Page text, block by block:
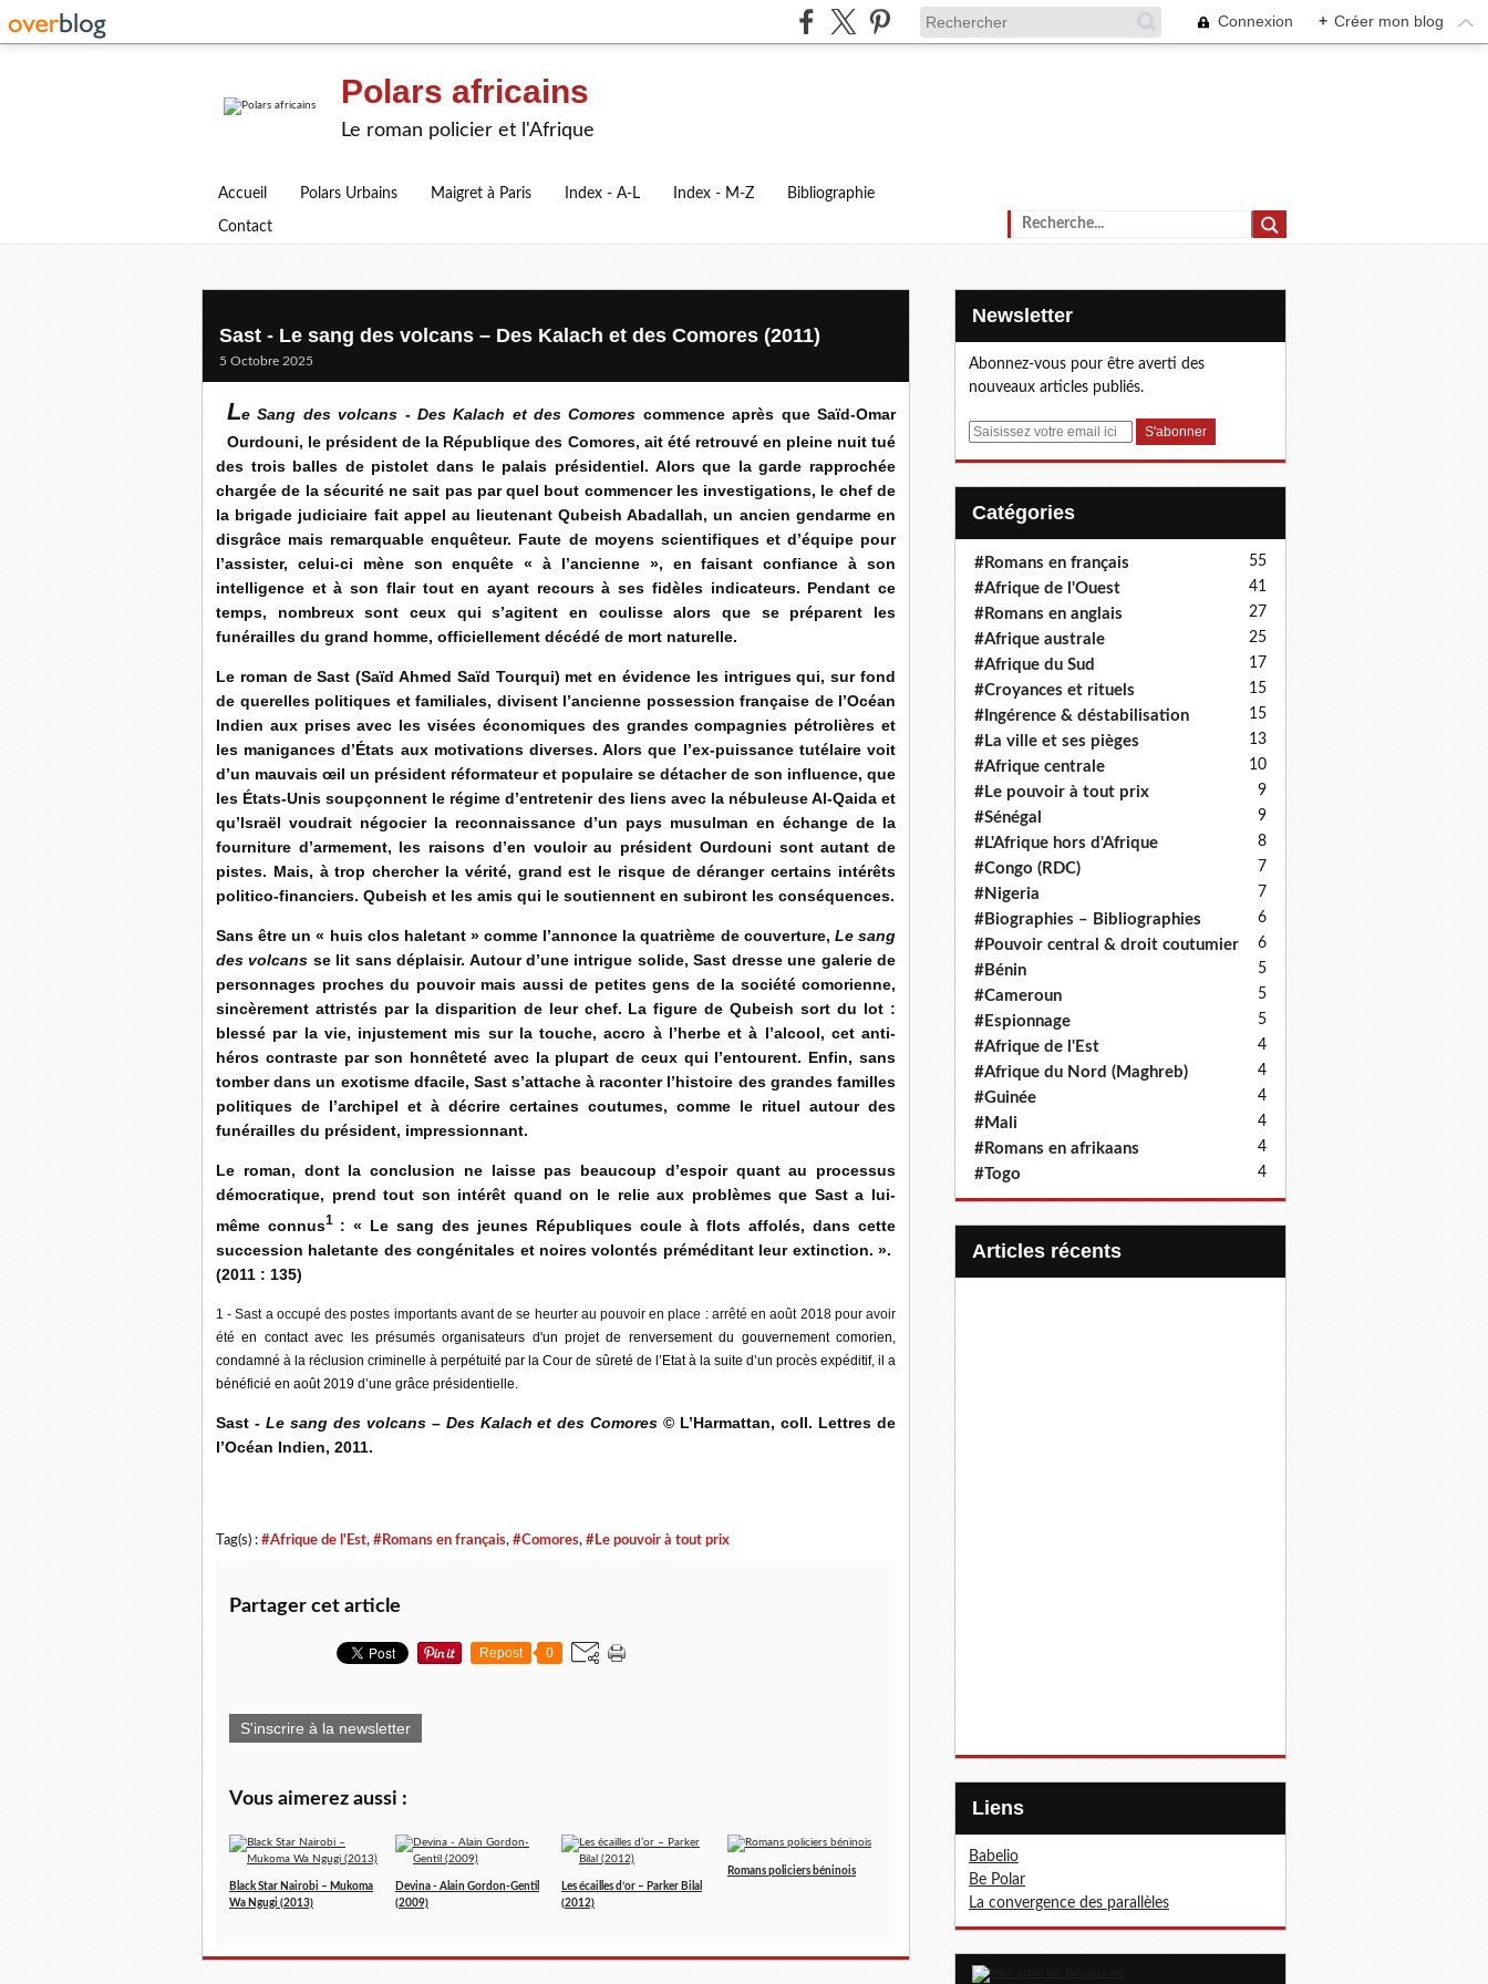
Connexion + Créer mon blog
Polars africains
Le roman policier et l'Afrique
Accueil Polars Urbains Maigret à Paris Index - A-L Index - M-Z Bibliographie
Contact
Sast - Le sang des volcans – Des Kalach et des Comores (2011)
5 Octobre 2025
Le Sang des volcans - Des Kalach et des Comores commence après que Saïd-Omar
Ourdouni, le président de la République des Comores, ait été retrouvé en pleine nuit tué
des trois balles de pistolet dans le palais présidentiel. Alors que la garde rapprochée
chargée de la sécurité ne sait pas par quel bout commencer les investigations, le chef de
la brigade judiciaire fait appel au lieutenant Qubeish Abadallah, un ancien gendarme en
disgrâce mais remarquable enquêteur. Faute de moyens scientifiques et d’équipe pour
l’assister, celui-ci mène son enquête « à l’ancienne », en faisant confiance à son
intelligence et à son flair tout en ayant recours à ses fidèles indicateurs. Pendant ce
temps, nombreux sont ceux qui s’agitent en coulisse alors que se préparent les
funérailles du grand homme, officiellement décédé de mort naturelle.
Le roman de Sast (Saïd Ahmed Saïd Tourqui) met en évidence les intrigues qui, sur fond
de querelles politiques et familiales, divisent l’ancienne possession française de l’Océan
Indien aux prises avec les visées économiques des grandes compagnies pétrolières et
les manigances d’États aux motivations diverses. Alors que l’ex-puissance tutélaire voit
d’un mauvais œil un président réformateur et populaire se détacher de son influence, que
les États-Unis soupçonnent le régime d’entretenir des liens avec la nébuleuse Al-Qaida et
qu’Israël voudrait négocier la reconnaissance d’un pays musulman en échange de la
fourniture d’armement, les raisons d’en vouloir au président Ourdouni sont autant de
pistes. Mais, à trop chercher la vérité, grand est le risque de déranger certains intérêts
politico-financiers. Qubeish et les amis qui le soutiennent en subiront les conséquences.
Sans être un « huis clos haletant » comme l’annonce la quatrième de couverture, Le sang
des volcans se lit sans déplaisir. Autour d’une intrigue solide, Sast dresse une galerie de
personnages proches du pouvoir mais aussi de petites gens de la société comorienne,
sincèrement attristés par la disparition de leur chef. La figure de Qubeish sort du lot :
blessé par la vie, injustement mis sur la touche, accro à l’herbe et à l’alcool, cet anti-
héros contraste par son honnêteté avec la plupart de ceux qui l’entourent. Enfin, sans
tomber dans un exotisme dfacile, Sast s’attache à raconter l’histoire des grandes familles
politiques de l’archipel et à décrire certaines coutumes, comme le rituel autour des
funérailles du président, impressionnant.
Le roman, dont la conclusion ne laisse pas beaucoup d’espoir quant au processus
démocratique, prend tout son intérêt quand on le relie aux problèmes que Sast a lui-
même connus1 : « Le sang des jeunes Républiques coule à flots affolés, dans cette
succession haletante des congénitales et noires volontés préméditant leur extinction. ».
(2011 : 135)
1 - Sast a occupé des postes importants avant de se heurter au pouvoir en place : arrêté en août 2018 pour avoir
étéen contact avec les présumés organisateurs d'un projet de renversement du gouvernement comorien,
condamné à la réclusion criminelle à perpétuité par la Cour de sûreté de l’Etat à la suite d’un procès expéditif, il a
bénéficié en août 2019 d’une grâce présidentielle.
Sast - Le sang des volcans – Des Kalach et des Comores© L’Harmattan, coll. Lettres de
l’Océan Indien, 2011.
Tag(s) : #Afrique de l'Est, #Romans en français, #Comores, #Le pouvoir à tout prix
Partager cet article
Repost 0
S'inscrire à la newsletter
Vous aimerez aussi :
Black Star Nairobi – Mukoma
Wa Ngugi (2013)
Devina - Alain Gordon-Gentil
(2009)
Les écailles d’or – Parker Bilal
(2012)
Romans policiers béninois
Newsletter
Abonnez-vous pour être averti des
nouveaux articles publiés.
E
Catégories
#Romans en français 55
#Afrique de l'Ouest 41
#Romans en anglais 27
#Afrique australe 25
#Afrique du Sud 17
#Croyances et rituels 15
#Ingérence & déstabilisation 15
#La ville et ses pièges 13
#Afrique centrale 10
#Le pouvoir à tout prix 9
#Sénégal 9
#L'Afrique hors d'Afrique 8
#Congo (RDC) 7
#Nigeria 7
#Biographies – Bibliographies 6
#Pouvoir central & droit coutumier 6
#Bénin 5
#Cameroun 5
#Espionnage 5
#Afrique de l'Est 4
#Afrique du Nord (Maghreb) 4
#Guinée 4
#Mali 4
#Romans en afrikaans 4
#Togo 4
articles récents
Liens
Babelio
Be Polar
La convergence des parallèles